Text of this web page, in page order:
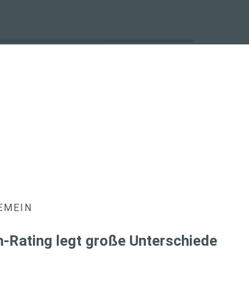
Rating legt große Unterschiede